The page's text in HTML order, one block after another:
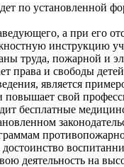
по установленной
а при его
инструкцию
труда, пожарной и
права и свободы
является
повышает свой
бесплатные
достоинство
деятельность на